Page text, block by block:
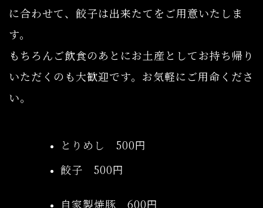
に合わせて、餃子は出来たてをご用意いたしま
す。
もちろんご飲食のあとにお土産としてお持ち帰り
いただくのも大歓迎です。お気軽にご用命くださ
い。
とりめし 500円
餃子 500円
自家製焼豚 600円